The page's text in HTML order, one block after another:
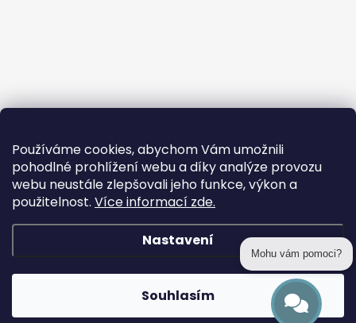
Používáme cookies, abychom Vám umožnili
pohodlné prohlížení webu a díky analýze provozu
webu neustále zlepšovali jeho funkce, výkon a
použitelnost. Více informací zde.
Nastavení
Souhlasím
Copyright 2026prohackovani.cz. Všechna práva vyhrazena.
Mohu vám pomoci?